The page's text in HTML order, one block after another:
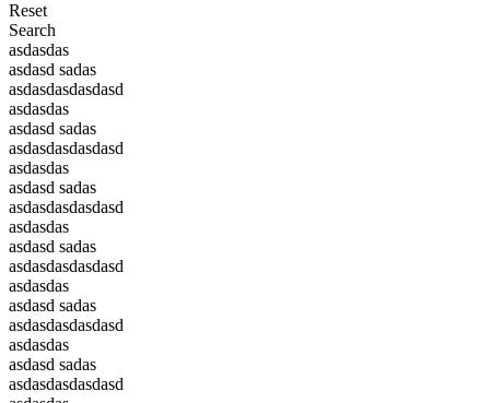
Reset
Search
asdasdas
asdasd sadas
asdasdasdasdasd
asdasdas
asdasd sadas
asdasdasdasdasd
asdasdas
asdasd sadas
asdasdasdasdasd
asdasdas
asdasd sadas
asdasdasdasdasd
asdasdas
asdasd sadas
asdasdasdasdasd
asdasdas
asdasd sadas
asdasdasdasdasd